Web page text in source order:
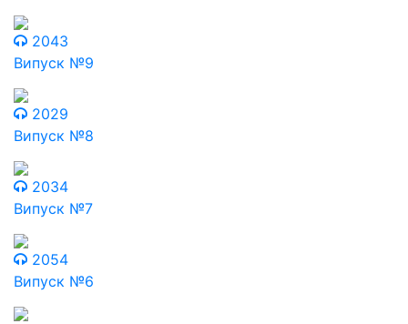
2043
Випуск №9
2029
Випуск №8
2034
Випуск №7
2054
Випуск №6